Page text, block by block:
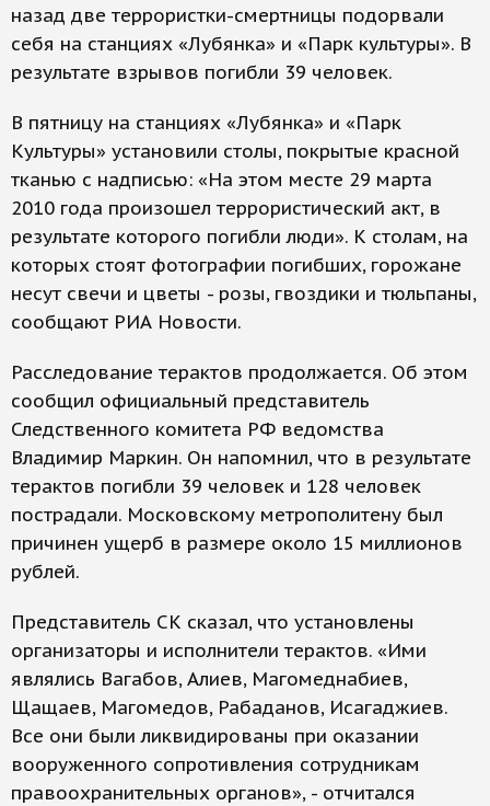
назад две террористки-смертницы подорвали
себя на станциях «Лубянка» и «Парк культуры». В
результате взрывов погибли 39 человек.
В пятницу на станциях «Лубянка» и «Парк
Культуры» установили столы, покрытые красной
тканью с надписью: «На этом месте 29 марта
2010 года произошел террористический акт, в
результате которого погибли люди». К столам, на
которых стоят фотографии погибших, горожане
несут свечи и цветы - розы, гвоздики и тюльпаны,
сообщают РИА Новости.
Расследование терактов продолжается. Об этом
сообщил официальный представитель
Следственного комитета РФ ведомства
Владимир Маркин. Он напомнил, что в результате
терактов погибли 39 человек и 128 человек
пострадали. Московскому метрополитену был
причинен ущерб в размере около 15 миллионов
рублей.
Представитель СК сказал, что установлены
организаторы и исполнители терактов. «Ими
являлись Вагабов, Алиев, Магомеднабиев,
Щащаев, Магомедов, Рабаданов, Исагаджиев.
Все они были ликвидированы при оказании
вооруженного сопротивления сотрудникам
правоохранительных органов», - отчитался